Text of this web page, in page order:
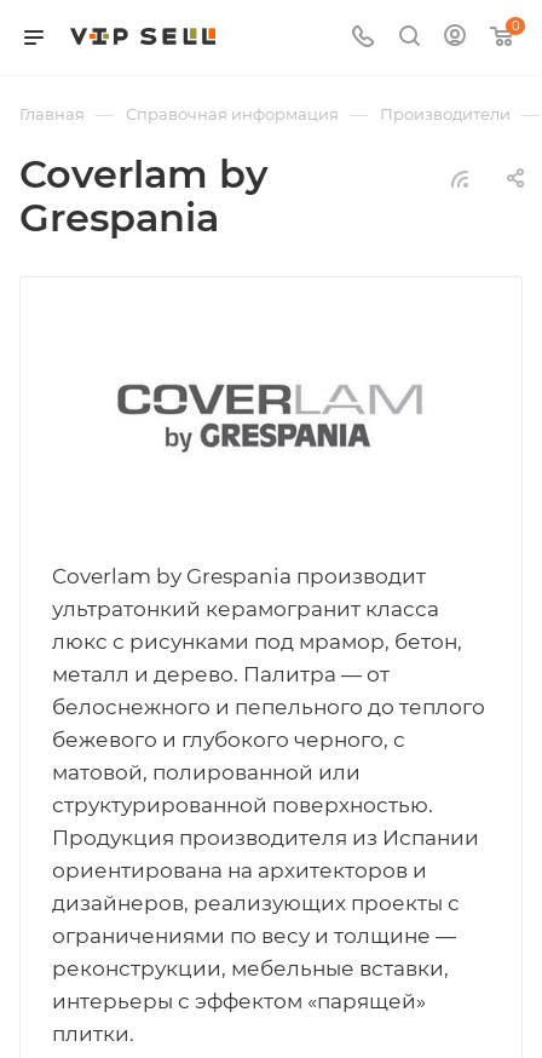
0
Главная — Справочная информация — Производители —
Coverlam by
Grespania
Coverlam by Grespania производит
ультратонкий керамогранит класса
люкс с рисунками под мрамор, бетон,
металл и дерево. Палитра — от
белоснежного и пепельного до теплого
бежевого и глубокого черного, с
матовой, полированной или
структурированной поверхностью.
Продукция производителя из Испании
ориентирована на архитекторов и
дизайнеров, реализующих проекты с
ограничениями по весу и толщине —
реконструкции, мебельные вставки,
интерьеры с эффектом «парящей»
плитки.